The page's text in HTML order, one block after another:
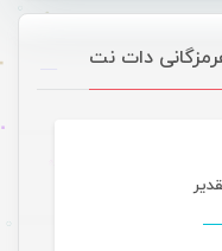
دات نت